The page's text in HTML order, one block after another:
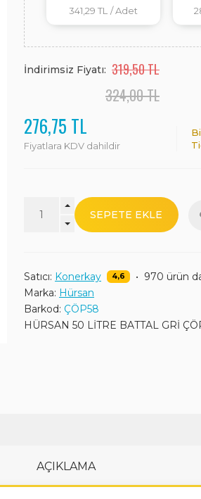
341,29 TL / Adet
İndirimsiz Fiyatı: 319,50 TL
324,00 TL
276,75 TL
Fiyatlara KDV dahildir
SEPETE EKLE
Satıcı: Konerkay 4,6 • 970 ürün
Marka: Hürsan
Barkod: ÇÖP58
HÜRSAN 50 LİTRE BATTAL GRİ
AÇIKLAMA